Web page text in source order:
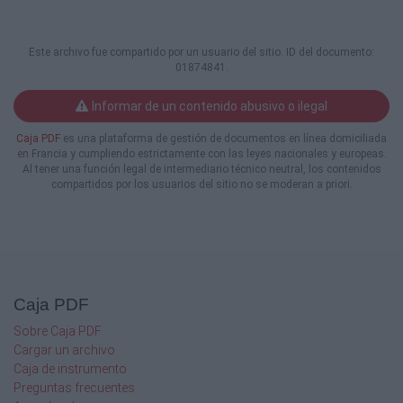
miembros los fundamentos más favorables
para que de ahí surjan unas
relaciones de convivencia, amistad y
prosperidad en el pueblo. Goethe,
pensador y escritor alemán, decía: "todas las
épocas, en las que la fe
predomina, son épocas de gloria que elevan
las almas y producen
un nombre cualquiera ni la
pretensión de una arrogancia, es evocar
inmediatamente una comunidad
parroquial, representada en la Iglesia material,
como elemento constitutivo
del pueblo. Hasta el extremo de que un pueblo
Este archivo fue compartido por un usuario del sitio. ID del documento:
01874841.
Informar de un contenido abusivo o ilegal
Caja PDF es una plataforma de gestión de documentos en línea domiciliada
en Francia y cumpliendo estrictamente con las leyes nacionales y europeas.
Al tener una función legal de intermediario técnico neutral, los contenidos
compartidos por los usuarios del sitio no se moderan a priori.
Caja PDF
Sobre Caja PDF
Cargar un archivo
Caja de instrumento
Preguntas frecuentes